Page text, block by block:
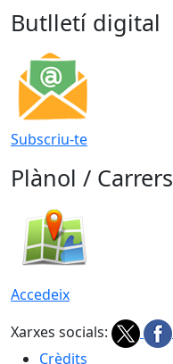
Butlletí digital
Subscriu-te
Plànol / Carrers
Accedeix
Xarxes socials:
Crèdits